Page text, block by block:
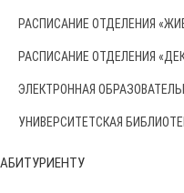
РАСПИСАНИЕ ОТДЕЛЕНИЯ
РАСПИСАНИЕ ОТДЕЛЕНИЯ
ЭЛЕКТРОННАЯ
УНИВЕРСИТЕТСКАЯ
АБИТУРИЕНТУ